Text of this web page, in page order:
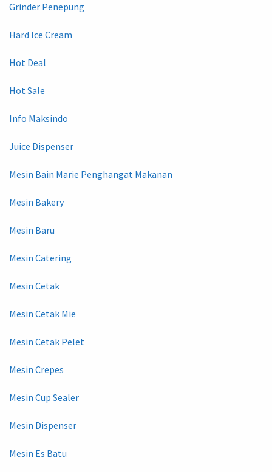
Grinder Penepung
Hard Ice Cream
Hot Deal
Hot Sale
Info Maksindo
Juice Dispenser
Mesin Bain Marie Penghangat Makanan
Mesin Bakery
Mesin Baru
Mesin Catering
Mesin Cetak
Mesin Cetak Mie
Mesin Cetak Pelet
Mesin Crepes
Mesin Cup Sealer
Mesin Dispenser
Mesin Es Batu